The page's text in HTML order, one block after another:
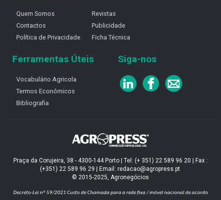
Quem Somos
Contactos
Política de Privacidade
Revistas
Publicidade
Ficha Técnica
Ferramentas Úteis
Vocabulário Agricola
Termos Económicos
Bibliografia
Siga-nos
Praça da Corujeira, 38 - 4300-144 Porto | Tel: (+ 351) 22 589 96 20 | Fax :
(+351) 22 589 96 29 | Email: redacao@agropress.pt
© 2015-2025, Agronegócios
Decreto-Lei nº 59/2021 Custo de Chamada para a rede fixa / móvel nacional de acordo